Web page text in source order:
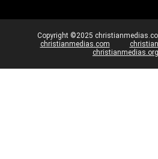
Copyright ©2025
christianmedias.com
christianmedias.org